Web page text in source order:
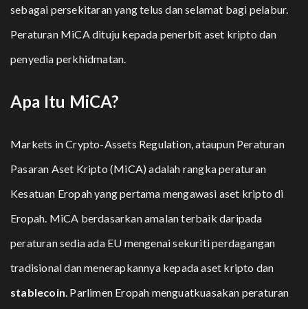
sebagai persekitaran yang telus dan selamat bagi pelabur.
Peraturan MiCA dituju kepada penerbit aset kripto dan
penyedia perkhidmatan.
Apa Itu MiCA?
Markets in Crypto-Assets Regulation, ataupun Peraturan
Pasaran Aset Kripto (MiCA) adalah rangka peraturan
Kesatuan Eropah yang pertama mengawasi aset kripto di
Eropah. MiCA berdasarkan amalan terbaik daripada
peraturan sedia ada EU mengenai sekuriti perdagangan
tradisional dan menerapkannya kepada aset kripto dan
stablecoin . Parlimen Eropah menguatkuasakan peraturan